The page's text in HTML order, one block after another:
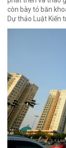
còn bày tỏ băn
Dự thảo Luật Kiến